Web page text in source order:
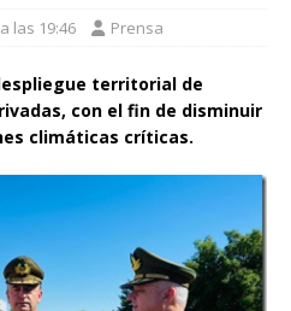
las 19:46 Prensa
territorial de
con el fin de disminuir
climáticas críticas.